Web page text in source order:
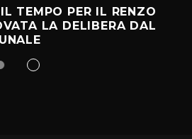
TEMPO PER IL RENZO
LA DELIBERA DAL